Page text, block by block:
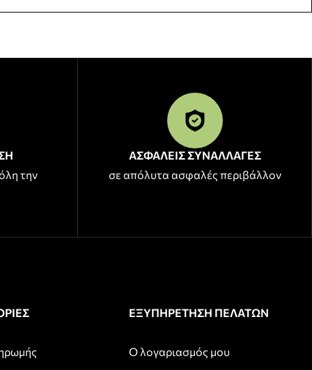
την
ΑΣΦΑΛΕΙΣ ΣΥΝΑΛΛΑΓΕΣ
σε απόλυτα ασφαλές περιβάλλον
ΕΞΥΠΗΡΕΤΗΣΗ ΠΕΛΑΤΩΝ
Ο λογαριασμός μου